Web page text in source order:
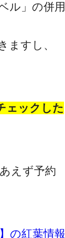
ル」の併用
ますし、
ェックした
えず予約
の紅葉情報